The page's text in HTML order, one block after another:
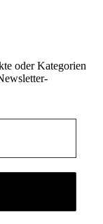
oder Kategorien